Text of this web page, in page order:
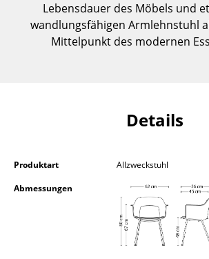
Bücherregale
Wandregale
Beistell- & Rollcontainer
Kleinaufbewahrung
Lebensdauer des Möbels und
wandlungsfähigen Armlehnstuhl
Mittelpunkt des modernen
Details
Produktart
Allzweckstuhl
Abmessungen